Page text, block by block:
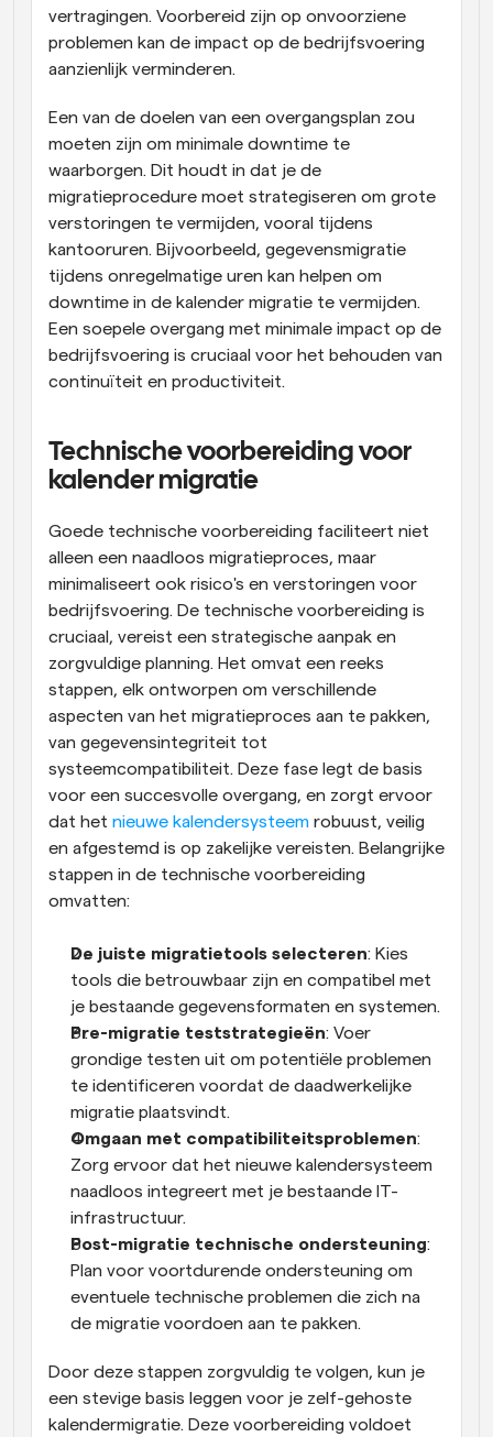
vertragingen. Voorbereid zijn op onvoorziene
problemen kan de impact op de bedrijfsvoering
aanzienlijk verminderen.
Een van de doelen van een overgangsplan zou
moeten zijn om minimale downtime te
waarborgen. Dit houdt in dat je de
migratieprocedure moet strategiseren om grote
verstoringen te vermijden, vooral tijdens
kantooruren. Bijvoorbeeld, gegevensmigratie
tijdens onregelmatige uren kan helpen om
downtime in de kalender migratie te vermijden.
Een soepele overgang met minimale impact op de
bedrijfsvoering is cruciaal voor het behouden van
continuïteit en productiviteit.
Technische voorbereiding voor
kalender migratie
Goede technische voorbereiding faciliteert niet
alleen een naadloos migratieproces, maar
minimaliseert ook risico's en verstoringen voor
bedrijfsvoering. De technische voorbereiding is
cruciaal, vereist een strategische aanpak en
zorgvuldige planning. Het omvat een reeks
stappen, elk ontworpen om verschillende
aspecten van het migratieproces aan te pakken,
van gegevensintegriteit tot
systeemcompatibiliteit. Deze fase legt de basis
voor een succesvolle overgang, en zorgt ervoor
dat het nieuwe kalendersysteem robuust, veilig
en afgestemd is op zakelijke vereisten. Belangrijke
stappen in de technische voorbereiding
omvatten:
De juiste migratietools selecteren: Kies
tools die betrouwbaar zijn en compatibel met
je bestaande gegevensformaten en systemen.
Pre-migratie teststrategieën: Voer
grondige testen uit om potentiële problemen
te identificeren voordat de daadwerkelijke
migratie plaatsvindt.
Omgaan met compatibiliteitsproblemen:
Zorg ervoor dat het nieuwe kalendersysteem
naadloos integreert met je bestaande IT-
infrastructuur.
Post-migratie technische ondersteuning:
Plan voor voortdurende ondersteuning om
eventuele technische problemen die zich na
de migratie voordoen aan te pakken.
Door deze stappen zorgvuldig te volgen, kun je
een stevige basis leggen voor je zelf-gehoste
kalendermigratie. Deze voorbereiding voldoet